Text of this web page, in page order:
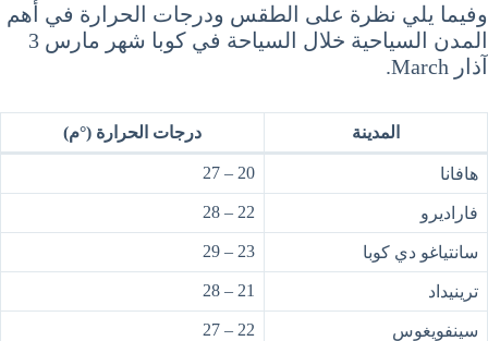
وفيما يلي نظرة على الطقس ودرجات الحرارة في أهم
المدن السياحية خلال السياحة في كوبا شهر مارس 3
آذار March.
المدينة درجات الحرارة (°م)
هافانا 20 – 27
فاراديرو 22 – 28
سانتياغو دي كوبا 23 – 29
ترينيداد 21 – 28
سينفويغوس
22 – 27